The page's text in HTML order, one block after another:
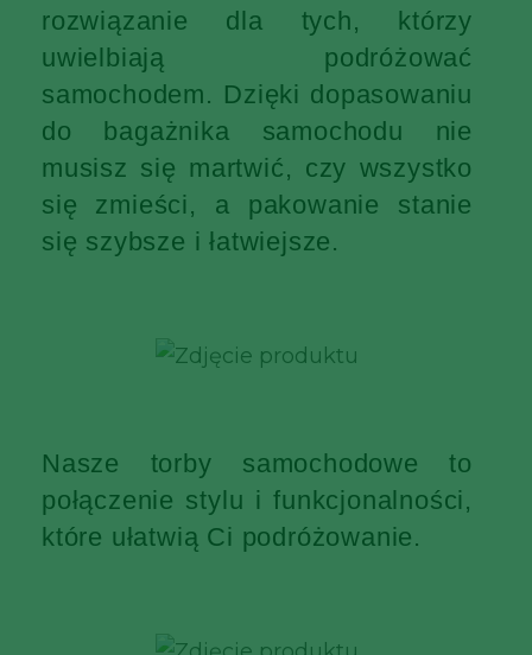
rozwiązanie dla tych, którzy
uwielbiają podróżować
samochodem. Dzięki dopasowaniu
do bagażnika samochodu nie
musisz się martwić, czy wszystko
się zmieści, a pakowanie stanie
się szybsze i łatwiejsze.
Nasze torby samochodowe to
połączenie stylu i funkcjonalności,
które ułatwią Ci podróżowanie.